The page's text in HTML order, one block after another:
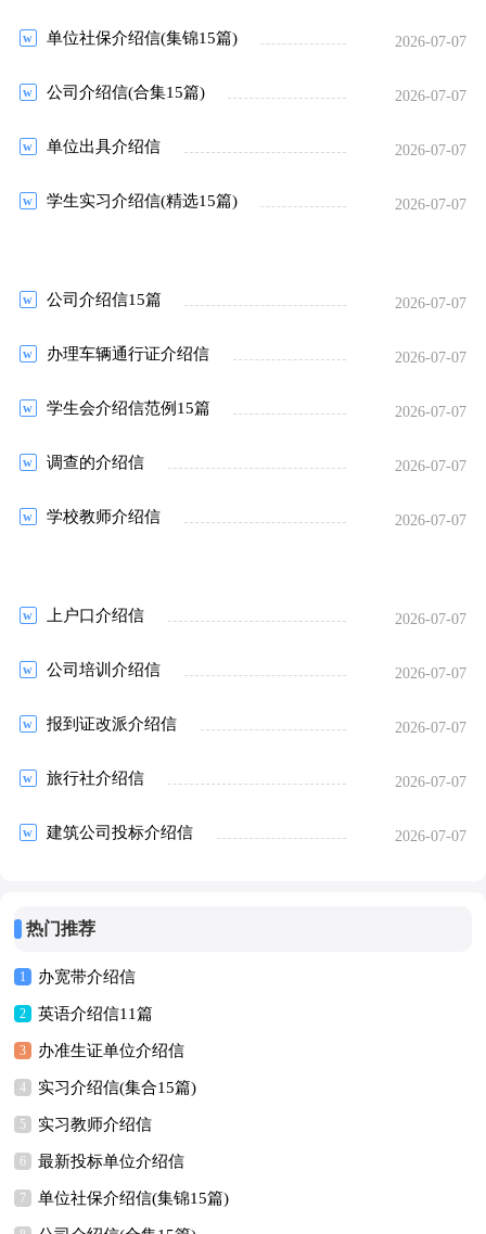
单位社保介绍信(集锦15篇) 2026-07-07
公司介绍信(合集15篇) 2026-07-07
单位出具介绍信 2026-07-07
学生实习介绍信(精选15篇) 2026-07-07
公司介绍信15篇 2026-07-07
办理车辆通行证介绍信 2026-07-07
学生会介绍信范例15篇 2026-07-07
调查的介绍信 2026-07-07
学校教师介绍信 2026-07-07
上户口介绍信 2026-07-07
公司培训介绍信 2026-07-07
报到证改派介绍信 2026-07-07
旅行社介绍信 2026-07-07
建筑公司投标介绍信 2026-07-07
热门推荐
1 办宽带介绍信
2 英语介绍信11篇
3 办准生证单位介绍信
4 实习介绍信(集合15篇)
5 实习教师介绍信
6 最新投标单位介绍信
7 单位社保介绍信(集锦15篇)